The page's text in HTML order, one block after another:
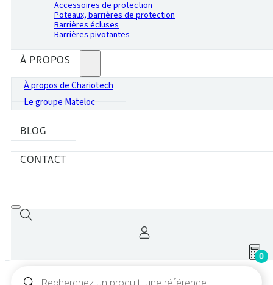
Accessoires de protection
Poteaux, barrières de protection
Barrières écluses
Barrières pivotantes
À PROPOS
À propos de Chariotech
Le groupe Mateloc
BLOG
CONTACT
0